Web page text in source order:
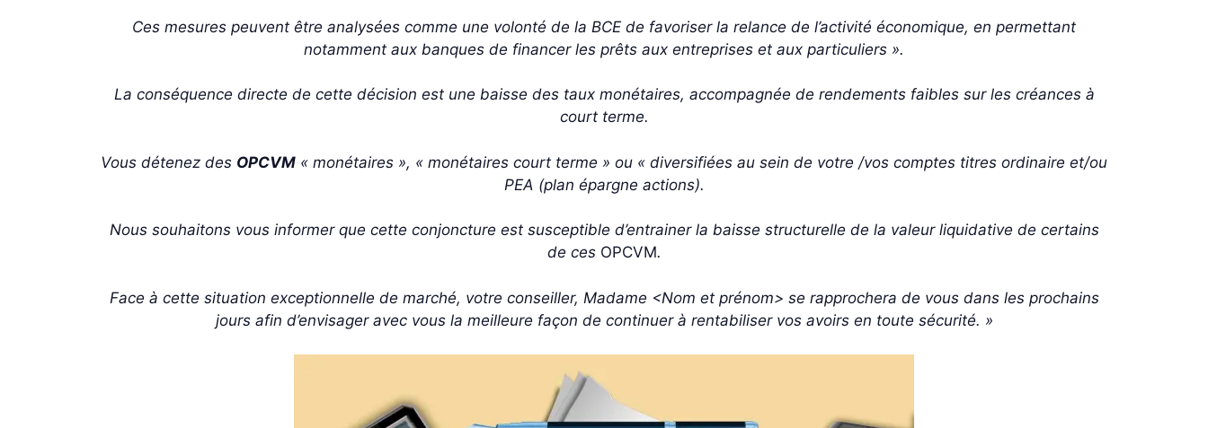
Ces mesures peuvent être analysées comme une volonté de la BCE de favoriser la relance de l’activité économique, en permettant
notamment aux banques de financer les prêts aux entreprises et aux particuliers ».
La conséquence directe de cette décision est une baisse des taux monétaires, accompagnée de rendements faibles sur les créances à
court terme.
Vous détenez des OPCVM « monétaires », « monétaires court terme » ou « diversifiées au sein de votre /vos comptes titres ordinaire et/ou
PEA (plan épargne actions).
Nous souhaitons vous informer que cette conjoncture est susceptible d’entrainer la baisse structurelle de la valeur liquidative de certains
de ces OPCVM.
Face à cette situation exceptionnelle de marché, votre conseiller, Madame <Nom et prénom> se rapprochera de vous dans les prochains
jours afin d’envisager avec vous la meilleure façon de continuer à rentabiliser vos avoirs en toute sécurité. »